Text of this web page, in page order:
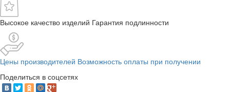
Высокое качество изделий Гарантия подлинности
Цены производителей Возможность оплаты при получении
Поделиться в соцсетях